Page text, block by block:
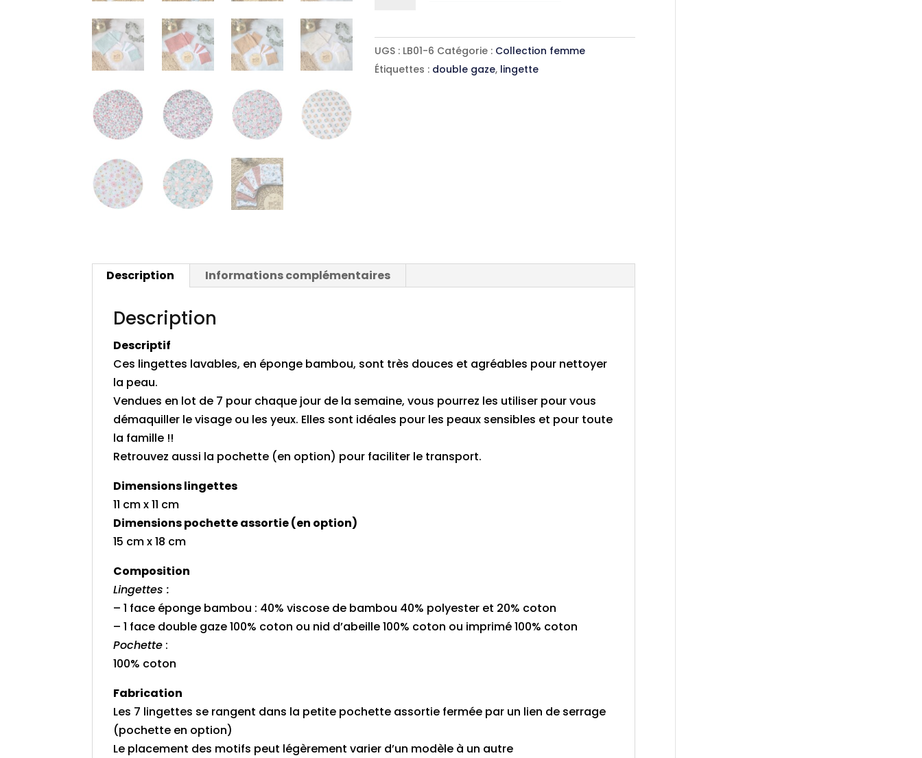
démaquillantes
x7
UGS : LB01-6 Catégorie : Collection femme
Étiquettes : double gaze, lingette
Description Informations complémentaires
Description
Descriptif
Ces lingettes lavables, en éponge bambou, sont très douces et agréables pour nettoyer
la peau.
Vendues en lot de 7 pour chaque jour de la semaine, vous pourrez les utiliser pour vous
démaquiller le visage ou les yeux. Elles sont idéales pour les peaux sensibles et pour toute
la famille !!
Retrouvez aussi la pochette (en option) pour faciliter le transport.
Dimensions lingettes
11 cm x 11 cm
Dimensions pochette assortie (en option)
15 cm x 18 cm
Composition
Lingettes :
– 1 face éponge bambou : 40% viscose de bambou 40% polyester et 20% coton
– 1 face double gaze 100% coton ou nid d’abeille 100% coton ou imprimé 100% coton
Pochette :
100% coton
Fabrication
Les 7 lingettes se rangent dans la petite pochette assortie fermée par un lien de serrage
(pochette en option)
Le placement des motifs peut légèrement varier d’un modèle à un autre